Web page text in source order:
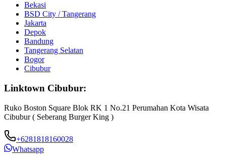
Bekasi
BSD City / Tangerang
Jakarta
Depok
Bandung
Tangerang Selatan
Bogor
Cibubur
Linktown Cibubur:
Ruko Boston Square Blok RK 1 No.21 Perumahan Kota Wisata
Cibubur ( Seberang Burger King )
+6281818160028
Whatsapp